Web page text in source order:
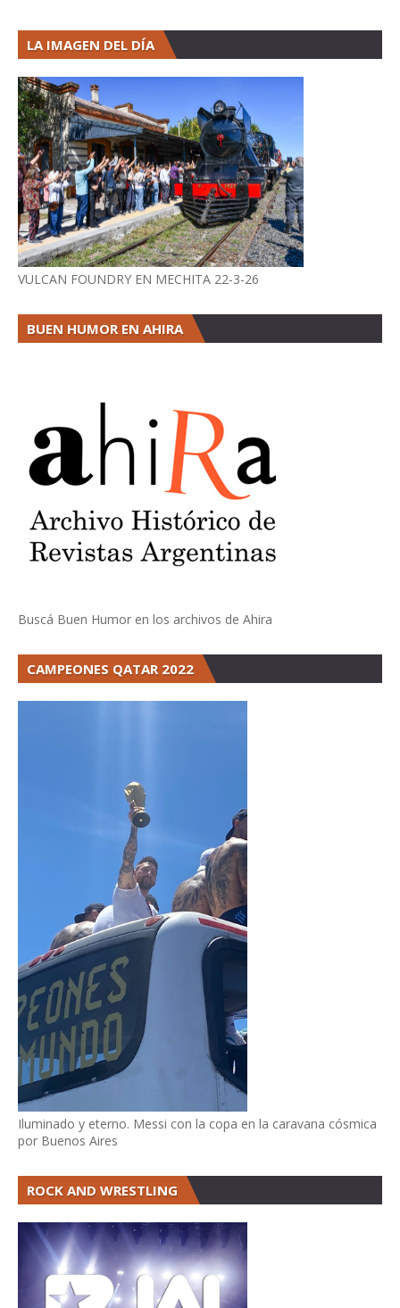
LA IMAGEN DEL DÍA
VULCAN FOUNDRY EN MECHITA 22-3-26
BUEN HUMOR EN AHIRA
Buscá Buen Humor en los archivos de Ahira
CAMPEONES QATAR 2022
Iluminado y eterno. Messi con la copa en la caravana cósmica
por Buenos Aires
ROCK AND WRESTLING